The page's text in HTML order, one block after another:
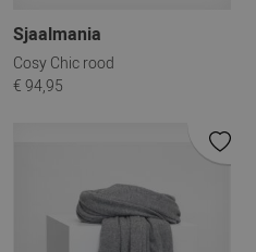
Sjaalmania
Cosy Chic rood
€ 94,95